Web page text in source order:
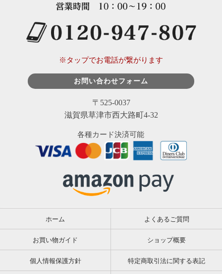
※タップでお電話が繋がります
お問い合わせフォーム
〒525-0037
滋賀県草津市西大路町4-32
各種カード決済可能
ホーム よくあるご質問
お買い物ガイド ショップ概要
個人情報保護方針 特定商取引法に関する表記